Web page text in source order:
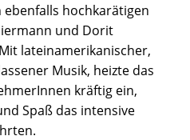
hochkarätigen
und Dorit
lateinamerikanischer,
Musik, heizte das
kräftig ein,
Spaß das intensive